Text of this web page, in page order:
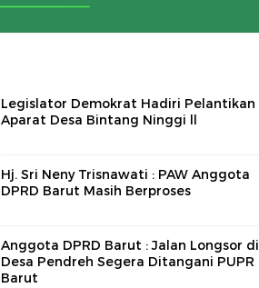
Legislator Demokrat Hadiri Pelantikan
Aparat Desa Bintang Ninggi ll
Hj. Sri Neny Trisnawati : PAW Anggota
DPRD Barut Masih Berproses
Anggota DPRD Barut : Jalan Longsor di
Desa Pendreh Segera Ditangani PUPR
Barut